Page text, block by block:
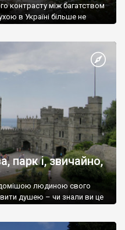
контрасту між багатством
в Україні більше не
парк і, звичайно,
людиною свого
душею – чи знали ви це